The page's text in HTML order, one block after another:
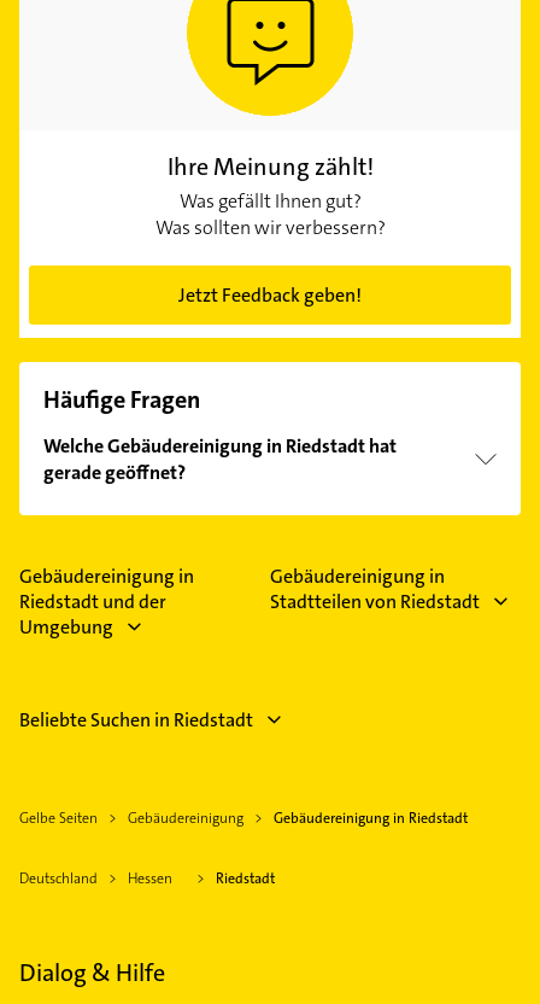
Ihre Meinung zählt!
Was gefällt Ihnen gut?
Was sollten wir verbessern?
Jetzt Feedback geben!
Häufige Fragen
Welche Gebäudereinigung in Riedstadt hat
gerade geöffnet?
Im Anbieter-Bereich finden Sie alleÖffnungszeiten.
Feiertagen abweichen können.
Gebäudereinigung in
Riedstadt und der
Umgebung
Gebäudereinigung in
Stadtteilen von Riedstadt
Beliebte Suchen in Riedstadt
Gelbe Seiten Gebäudereinigung Gebäudereinigung in Riedstadt
Deutschland Hessen Riedstadt
Dialog & Hilfe